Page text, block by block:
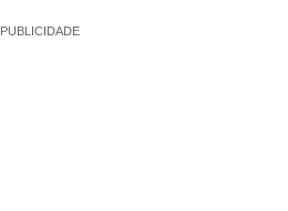
PUBLICIDADE